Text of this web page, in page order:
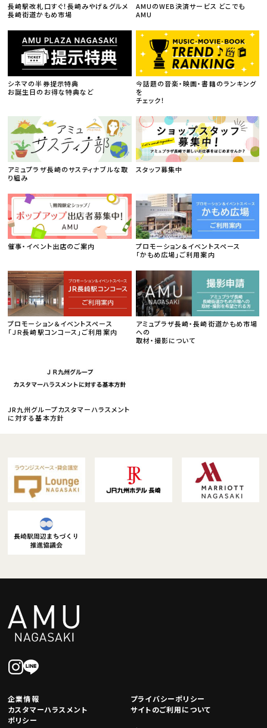
長崎駅改札口すぐ！長崎みやげ＆グルメ
長崎街道かもめ市場
AMUのWEB決済サービス どこでも
AMU
シネマの半券提示特典
お誕生日のお得な特典など
今話題の音楽・映画・書籍のランキング
を
チェック！
アミュプラザ長崎のサスティナブルな取
り組み
スタッフ募集中
催事・イベント出店のご案内
プロモーション＆イベントスペース
「かもめ広場」ご利用案内
プロモーション＆イベントスペース
「ＪＲ長崎駅コンコース」ご利用案内
アミュプラザ長崎・長崎街道かもめ市場
への
取材・撮影について
JR九州グループカスタマーハラスメント
に対する基本方針
企業情報
プライバシーポリシー
カスタマーハラスメント
ポリシー
サイトのご利用について